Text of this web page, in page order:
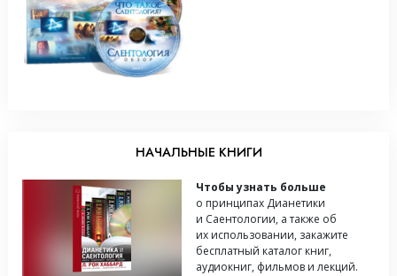
НАЧАЛЬНЫЕ КНИГИ
Чтобы узнать больше
о принципах Дианетики
и Саентологии, а также об
их использовании, закажите
бесплатный каталог книг,
аудиокниг, фильмов и лекций.